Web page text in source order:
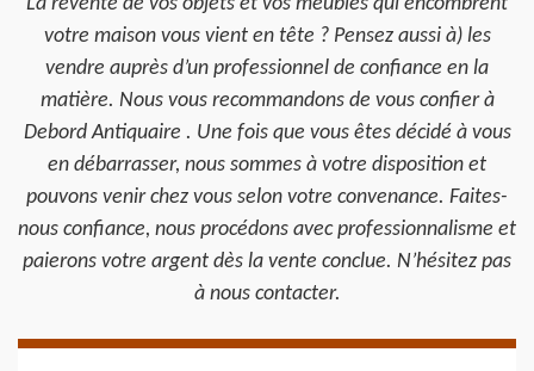
votre maison vous vient en tête ? Pensez aussi à) les
vendre auprès d’un professionnel de confiance en la
matière. Nous vous recommandons de vous confier à
Debord Antiquaire . Une fois que vous êtes décidé à vous
en débarrasser, nous sommes à votre disposition et
pouvons venir chez vous selon votre convenance. Faites-
nous confiance, nous procédons avec professionnalisme et
paierons votre argent dès la vente conclue. N’hésitez pas
à nous contacter.